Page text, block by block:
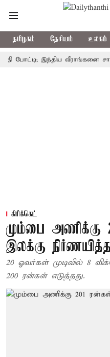
தமிழகம் தேசியம் உலகம்
இந்திய வீராங்கனை
கிரிக்கெட்
மும்பை அணிக்கு
இலக்கு
20 ஓவர்கள் முடிவில் 8
200 ரன்கள் எடுத்தது.